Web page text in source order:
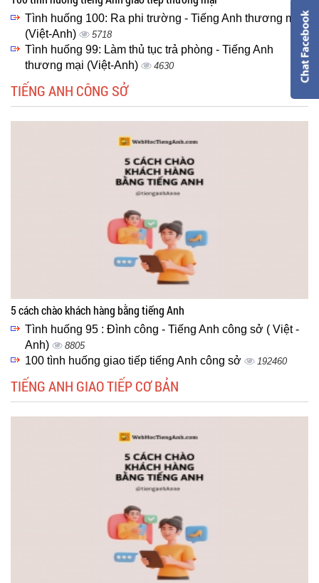
Tình huống 100: Ra phi trường - Tiếng Anh thương mại
(Việt-Anh)
5718
Tình huống 99: Làm thủ tục trả phòng - Tiếng Anh
thương mại (Việt-Anh)
4630
TIẾNG ANH CÔNG SỞ
5 cách chào khách hàng bằng tiếng Anh
Tình huống 95 : Đình công - Tiếng Anh công sở ( Việt -
Anh)
8805
100 tình huống giao tiếp tiếng Anh công sở 192460
TIẾNG ANH GIAO TIẾP CƠ BẢN